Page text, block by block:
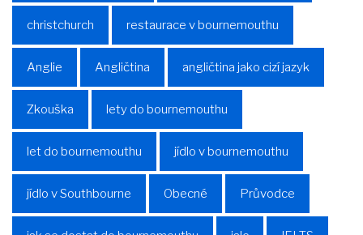
christchurch restaurace v bournemouthu
Anglie Angličtina angličtina jako cizí jazyk
Zkouška lety do bournemouthu
let do bournemouthu jídlo v bournemouthu
jídlo v Southbourne Obecné Průvodce